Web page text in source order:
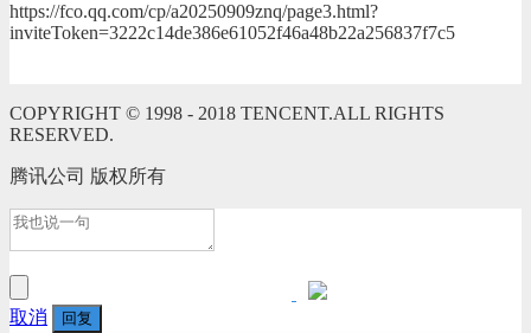
https://fco.qq.com/cp/a20250909znq/page3.html?
inviteToken=3222c14de386e61052f46a48b22a256837f7c5
COPYRIGHT © 1998 - 2018 TENCENT.ALL RIGHTS
RESERVED.
腾讯公司 版权所有
取消 回复